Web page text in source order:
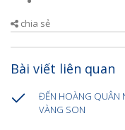
chia sẻ
Bài viết liên quan
ĐẾN HOÀNG QUÂN
VÀNG SON